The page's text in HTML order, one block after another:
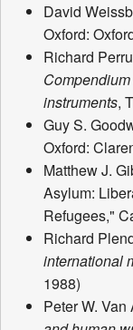
David
Oxford:
Richard
instruments,
Guy S.
Oxford:
Matthew J.
Asylum:
Refugees,"
Richard
international
1988)
Peter W. Van